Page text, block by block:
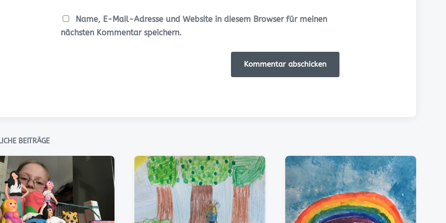
Name, E-Mail-Adresse und Website in diesem Browser für meinen
nächsten Kommentar speichern.
BEITRÄGE